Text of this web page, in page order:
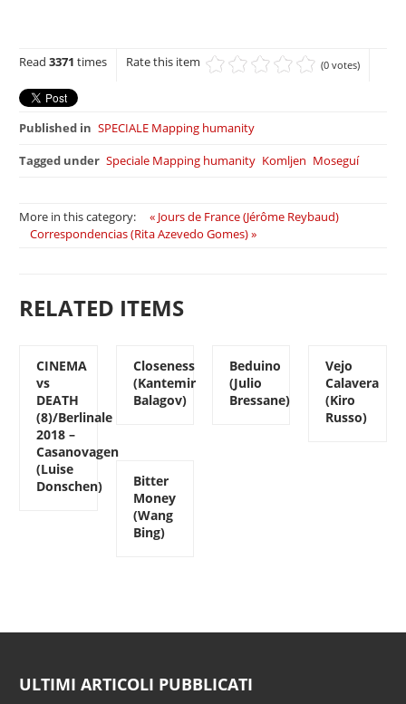
Read3371 times Rate this item (0 votes)
Published in SPECIALE Mapping humanity
Tagged under Speciale Mapping humanity Komljen Moseguí
More in this category:
« Jours de France (Jérôme Reybaud)
Correspondencias (Rita Azevedo Gomes) »
RELATED ITEMS
CINEMA
vs
DEATH
(8)/Berlinale
2018 –
Casanovagen
(Luise
Donschen)
Closeness
(Kantemir
Balagov)
Beduino
(Julio
Bressane)
Vejo
Calavera
(Kiro
Russo)
Bitter
Money
(Wang
Bing)
ULTIMI ARTICOLI PUBBLICATI